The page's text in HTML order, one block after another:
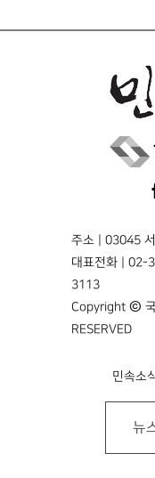
주소 | 03045
대표전화 | 02-
3113
Copyright © 국
RESERVED
민속소
뉴